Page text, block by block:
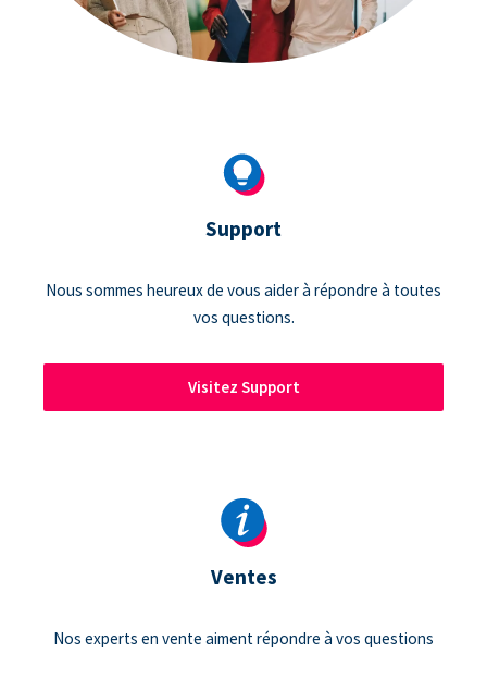
Support
Nous sommes heureux de vous aider à répondre à toutes
vos questions.
Visitez Support
Ventes
Nos experts en vente aiment répondre à vos questions